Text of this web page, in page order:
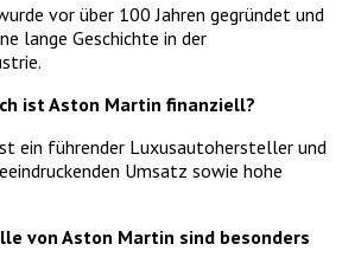
vor über 100 Jahren gegründet und
lange Geschichte in der
ist Aston Martin finanziell?
ein führender Luxusautohersteller und
Umsatz sowie hohe
von Aston Martin sind besonders